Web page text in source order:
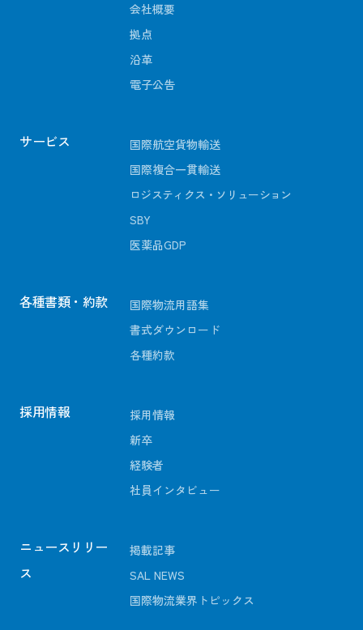
会社概要
拠点
沿革
電子公告
サービス
国際航空貨物輸送
国際複合一貫輸送
ロジスティクス・ソリューション
SBY
医薬品GDP
各種書類・約款
国際物流用語集
書式ダウンロード
各種約款
採用情報
採用情報
新卒
経験者
社員インタビュー
ニュースリリー
ス
掲載記事
SAL NEWS
国際物流業界トピックス